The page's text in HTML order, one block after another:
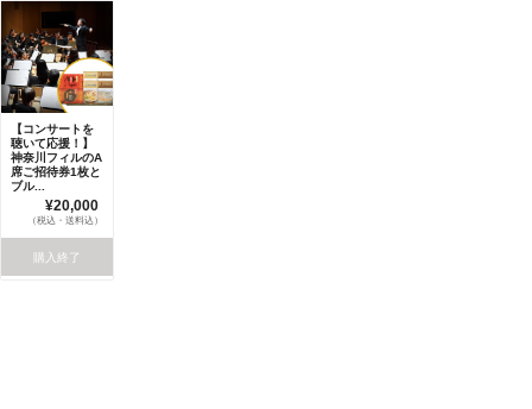
【コンサートを
聴いて応援！】
神奈川フィルのA
席ご招待券1枚と
ブル...
¥20,000
（税込・送料込）
購入終了